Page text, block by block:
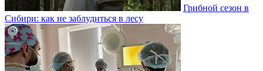
Грибной сезон в
Сибири: как не заблудиться в лесу